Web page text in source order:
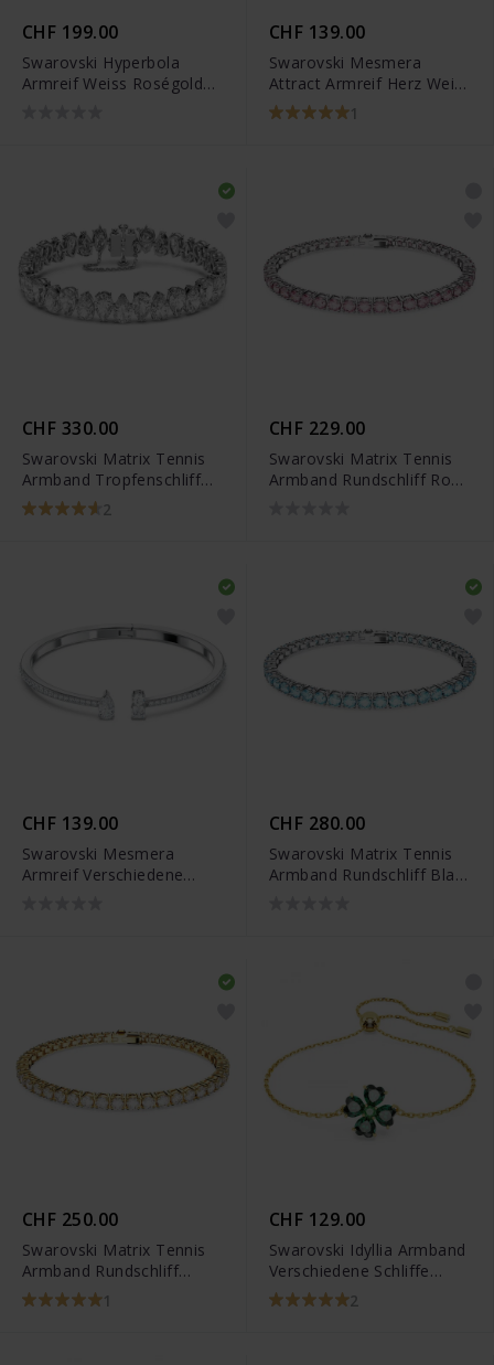
CHF 199.00
Swarovski Hyperbola
Armreif Weiss Roségold
CHF 139.00
Swarovski Mesmera
Attract Armreif Herz Weiss
Rhodiniert 1
CHF 330.00
Swarovski Matrix Tennis
Armband Tropfenschliff
Weiss Rhodiniert -
5598350
2
CHF 229.00
Swarovski Matrix Tennis
Armband Rundschliff Rosa
CHF 139.00
Swarovski Mesmera
Armreif Verschiedene
CHF 280.00
Swarovski Matrix Tennis
Armband Rundschliff Blau
CHF 250.00
Swarovski Matrix Tennis
Armband Rundschliff
Weiss Gold
Goldlegierungsschicht
1
CHF 129.00
Swarovski Idyllia Armband
Verschiedene Schliffe
Glücksklee Grün
Goldlegierungsschicht -
2